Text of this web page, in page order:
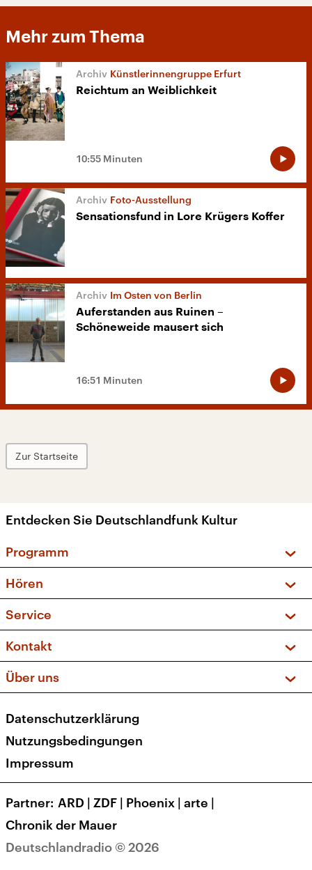
Mehr zum Thema
Künstlerinnengruppe Erfurt
Reichtum an Weiblichkeit
10:55 Minuten
Foto-Ausstellung
Sensationsfund in Lore Krügers Koffer
Im Osten von Berlin
Auferstanden aus Ruinen –
Schöneweide mausert sich
16:51 Minuten
Zur Startseite
Entdecken Sie Deutschlandfunk Kultur
Programm
Sendungen und Podcasts
Musikliste
Kakadu – Das Kinderprogramm
Hören
Frequenzen (UKW + DAB+)
Service
FAQ
Apps
Newsletter
Veranstaltungen
Kontakt
Social Media
Über uns
Presse
Karriere
Transparenz
Deutschlandradio © 2026
Datenschutzerklärung
Nutzungsbedingungen
Impressum
Partner ARD | ZDF | Phoenix | arte |
Chronik der Mauer